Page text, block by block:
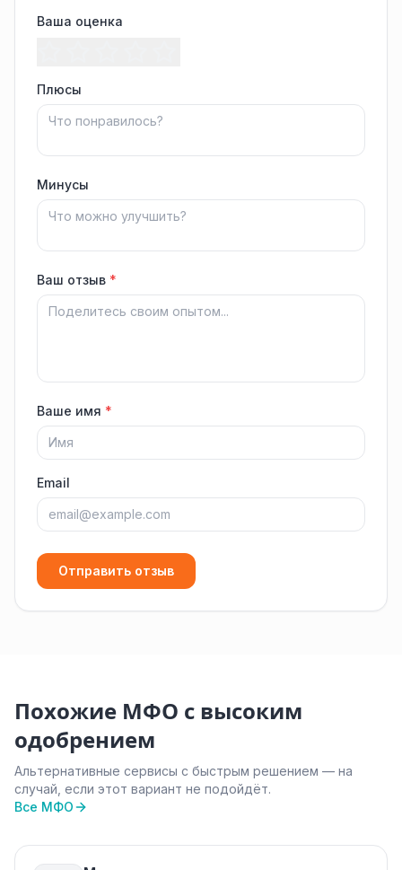
Ваша оценка
Плюсы
Минусы
Ваш отзыв *
Ваше имя *
Email
Отправить отзыв
Похожие МФО с высоким
одобрением
Альтернативные сервисы с быстрым решением — на
случай, если этот вариант не подойдёт.
Все МФО